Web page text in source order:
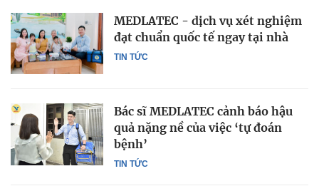
TIN TỨC
MEDLATEC - dịch vụ xét nghiệm
đạt chuẩn quốc tế ngay tại nhà
TIN TỨC
Bác sĩ MEDLATEC cảnh báo hậu
quả nặng nề của việc ‘tự đoán
bệnh’